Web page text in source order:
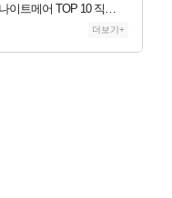
트메어 TOP 10 직업별 분포
더보기+